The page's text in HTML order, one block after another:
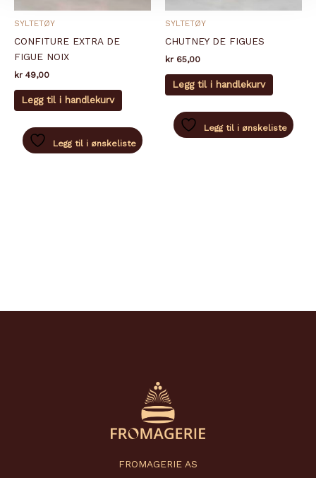
SYLTETØY
CONFITURE EXTRA DE
FIGUE NOIX
kr 49,00
Legg til i handlekurv
Legg til i ønskeliste
SYLTETØY
CHUTNEY DE FIGUES
kr 65,00
Legg til i handlekurv
Legg til i ønskeliste
FROMAGERIE AS